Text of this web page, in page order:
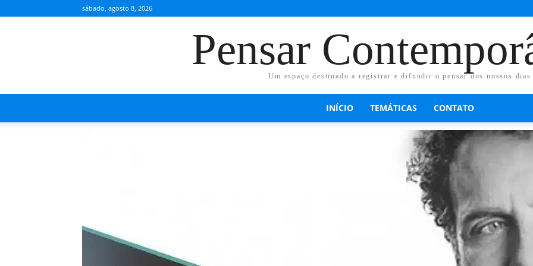
sábado, agosto 8, 2026
Pensar
Um espaço destinado a registrar e difundir o pensar dos nossos dias
INÍCIO TEMÁTICAS CONTATO